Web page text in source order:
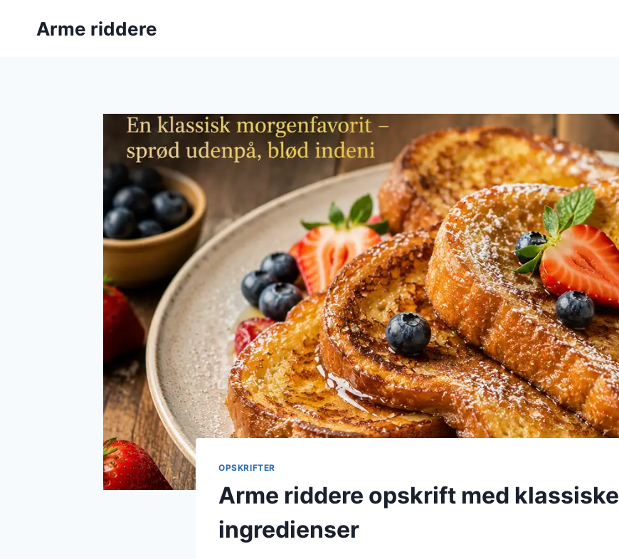
Arme riddere
OPSKRIFTER
Arme riddere opskrift med klassiske
ingredienser